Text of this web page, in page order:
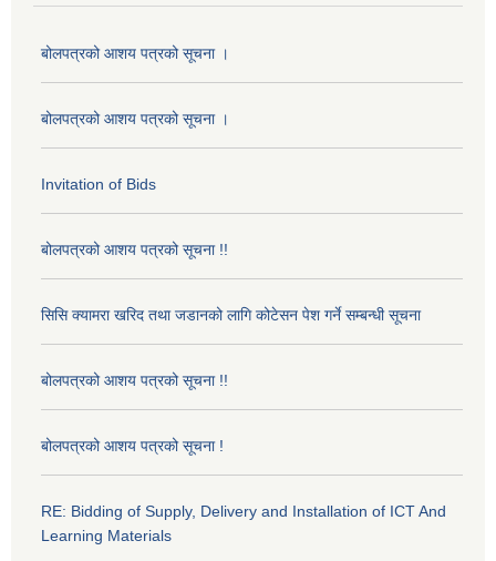
बोलपत्रको आशय पत्रको सूचना ।
बोलपत्रको आशय पत्रको सूचना ।
Invitation of Bids
बोलपत्रको आशय पत्रको सूचना !!
सिसि क्यामरा खरिद तथा जडानको लागि कोटेसन पेश गर्ने सम्बन्धी सूचना
बोलपत्रको आशय पत्रको सूचना !!
बोलपत्रको आशय पत्रको सूचना !
RE: Bidding of Supply, Delivery and Installation of ICT And
Learning Materials